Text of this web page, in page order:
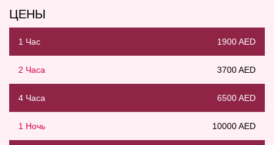
ЦЕНЫ
1 Час 1900 AED
2 Часа 3700 AED
4 Часа 6500 AED
1 Ночь 10000 AED